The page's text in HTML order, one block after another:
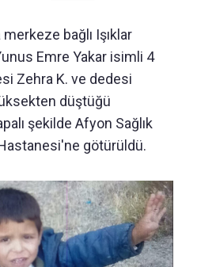
bağlı Işıklar
Emre Yakar isimli 4
Zehra K. ve dedesi
düştüğü
şekilde Afyon Sağlık
götürüldü.